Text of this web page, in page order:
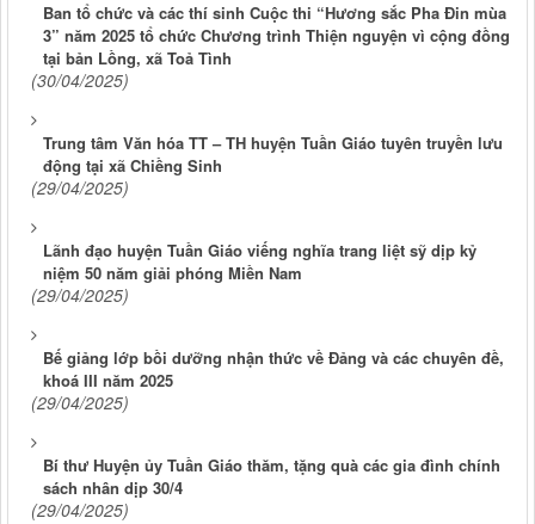
Ban tổ chức và các thí sinh Cuộc thi “Hương sắc Pha Đin mùa
3” năm 2025 tổ chức Chương trình Thiện nguyện vì cộng đồng
tại bản Lồng, xã Toả Tình
(30/04/2025)
Trung tâm Văn hóa TT – TH huyện Tuần Giáo tuyên truyền lưu
động tại xã Chiềng Sinh
(29/04/2025)
Lãnh đạo huyện Tuần Giáo viếng nghĩa trang liệt sỹ dịp kỷ
niệm 50 năm giải phóng Miền Nam
(29/04/2025)
Bế giảng lớp bồi dưỡng nhận thức về Đảng và các chuyên đề,
khoá III năm 2025
(29/04/2025)
Bí thư Huyện ủy Tuần Giáo thăm, tặng quà các gia đình chính
sách nhân dịp 30/4
(29/04/2025)